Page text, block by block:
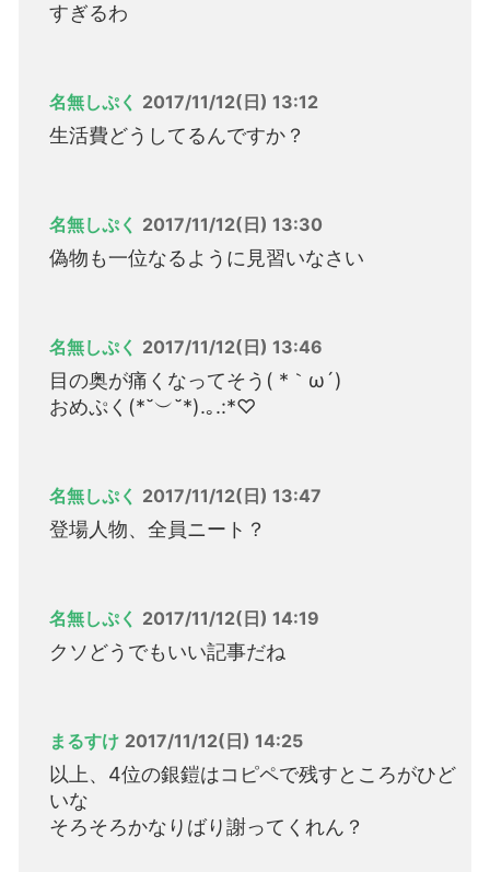
すぎるわ
名無しぷく 2017/11/12(日) 13:12
生活費どうしてるんですか？
名無しぷく 2017/11/12(日) 13:30
偽物も一位なるように見習いなさい
名無しぷく 2017/11/12(日) 13:46
目の奥が痛くなってそう( *｀ω´)
おめぷく(*˘︶˘*).｡.:*♡
名無しぷく 2017/11/12(日) 13:47
登場人物、全員ニート？
名無しぷく 2017/11/12(日) 14:19
クソどうでもいい記事だね
まるすけ 2017/11/12(日) 14:25
以上、4位の銀鎧はコピペで残すところがひど
いな
そろそろかなりばり謝ってくれん？